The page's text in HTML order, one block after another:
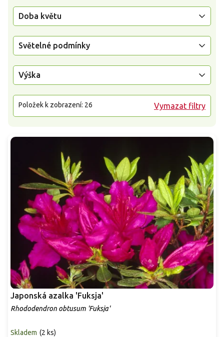
Doba květu
Světelné podmínky
Výška
Vymazat filtry
Položek k zobrazení: 26
Japonská azalka 'Fuksja'
Rhododendron obtusum 'Fuksja'
Skladem (2 ks)